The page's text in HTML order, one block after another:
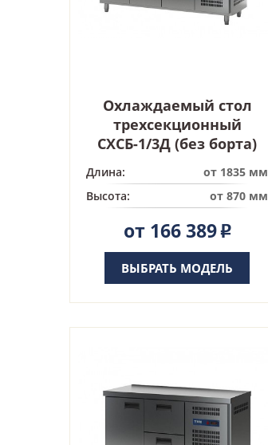
Охлаждаемый стол
трехсекционный
СХСБ-1/3Д (без борта)
Длина:
от 1835 мм
Высота:
от 870 мм
от 166 389Р
ВЫБРАТЬ МОДЕЛЬ